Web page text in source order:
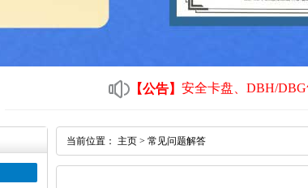
【公告】 安全卡盘、DBH/
当前位置： 主页 > 常见问题解答